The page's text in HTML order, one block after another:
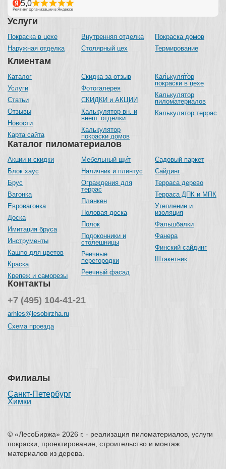
Каталог пиломатериалов
Акции и скидки
Блок хаус
Брус
Вагонка
Евровагонка
Доска
Имитация бруса
Инструменты
Кашпо для цветов
Краска
Крепеж и саморезы
Мебельный щит
Наличник и плинтус
Ограждения для
террас
Планкен
Половая доска
Полок
Подоконники и
столешницы
Реечные
перегородки
Реечный фасад
Садовый паркет
Сайдинг
Терраса дерево
Терраса ДПК и МПК
Утепление и
изоляция
Фальшбалки
Фанера
Финский сайдинг
Штакетник
Услуги
Покраска в цехе
Наружная отделка
Внутренняя отделка
Столярный цех
Покраска домов
Термирование
Клиентам
Каталог
Услуги
Статьи
Отзывы
Новости
Карта сайта
Скидка за отзыв
Фотогалерея
СКИДКИ и АКЦИИ
Калькулятор вн. и
внеш. отделки
Калькулятор
покраски домов
Калькулятор
покраски в цехе
Калькулятор
пиломатериалов
Калькулятор террас
Контакты
+7 (495) 104-41-21
arhles@lesobirzha.ru
Схема проезда
Филиалы
Санкт-Петербург
Химки
© «ЛесоБиржа» 2026 г. - реализация пиломатериалов, услуги
покраски, проектирование, строительство и монтаж
материалов из дерева.